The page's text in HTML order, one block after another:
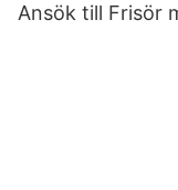
Ansök till Frisör